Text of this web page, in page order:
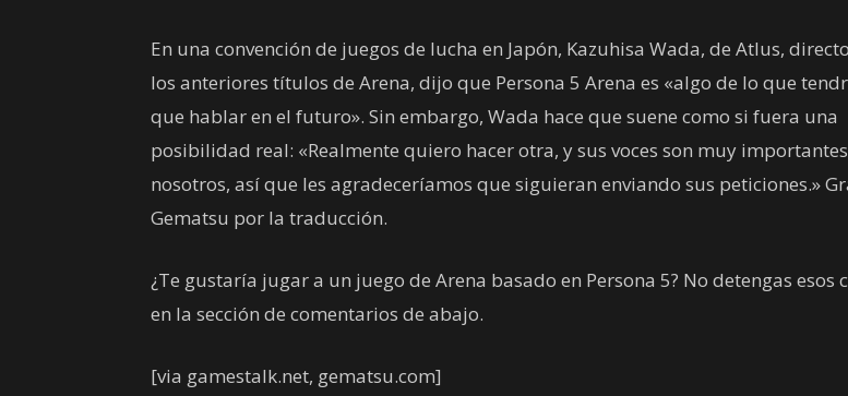
En una convención de juegos de lucha en Japón, Kazuhisa Wada, de Atlus,
los anteriores títulos de Arena, dijo que Persona 5 Arena es «algo de lo que
que hablar en el futuro». Sin embargo, Wada hace que suene como si fuera una
posibilidad real: «Realmente quiero hacer otra, y sus voces son muy
nosotros, así que les agradeceríamos que siguieran enviando sus peticiones.»
Gematsu por la traducción.
¿Te gustaría jugar a un juego de Arena basado en Persona 5? No detengas esos
en la sección de comentarios de abajo.
[via gamestalk.net, gematsu.com]